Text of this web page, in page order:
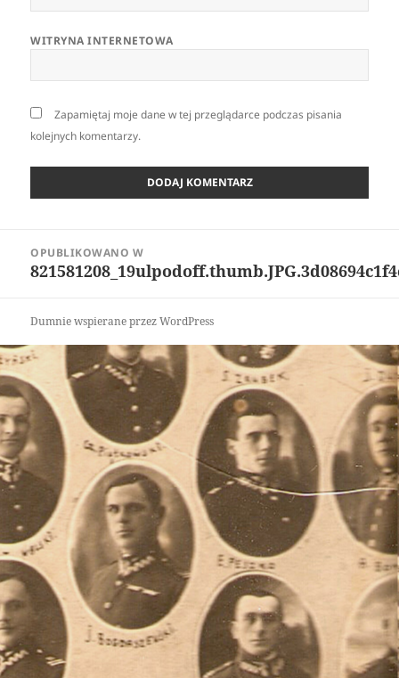
WITRYNA INTERNETOWA
Zapamiętaj moje dane w tej przeglądarce podczas pisania
kolejnych komentarzy.
wpisuOPUBLIKOWANO W
Dumnie wspierane przez WordPress